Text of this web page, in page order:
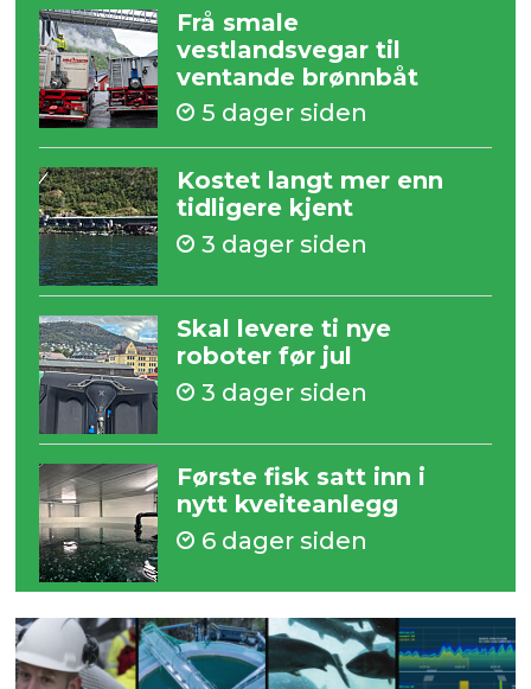
Frå smale
vestlandsvegar til
ventande brønnbåt
5 dager siden
Kostet langt mer enn
tidligere kjent
3 dager siden
Skal levere ti nye
roboter før jul
3 dager siden
Første fisk satt inn i
nytt kveiteanlegg
6 dager siden